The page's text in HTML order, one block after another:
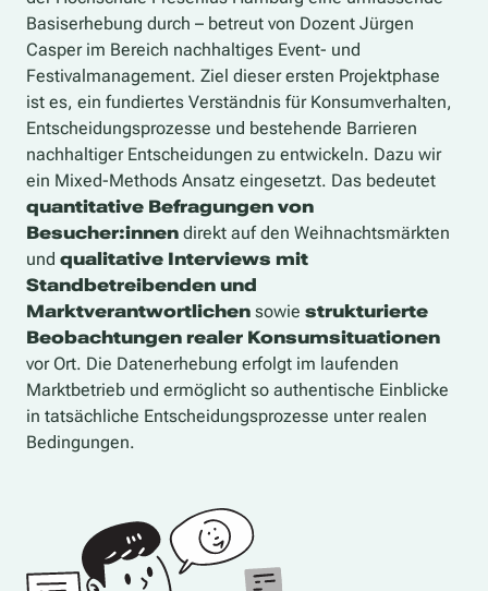
Basiserhebung durch – betreut von Dozent Jürgen
Casper im Bereich nachhaltiges Event- und
Festivalmanagement. Ziel dieser ersten Projektphase
ist es, ein fundiertes Verständnis für Konsumverhalten,
Entscheidungsprozesse und bestehende Barrieren
nachhaltiger Entscheidungen zu entwickeln. Dazu wir
ein Mixed-Methods Ansatz eingesetzt. Das bedeutet
quantitative Befragungen von
Besucher:innen direkt auf den Weihnachtsmärkten
und qualitative Interviews mit
Standbetreibenden und
Marktverantwortlichen sowie strukturierte
Beobachtungen realer Konsumsituationen
vor Ort. Die Datenerhebung erfolgt im laufenden
Marktbetrieb und ermöglicht so authentische Einblicke
in tatsächliche Entscheidungsprozesse unter realen
Bedingungen.